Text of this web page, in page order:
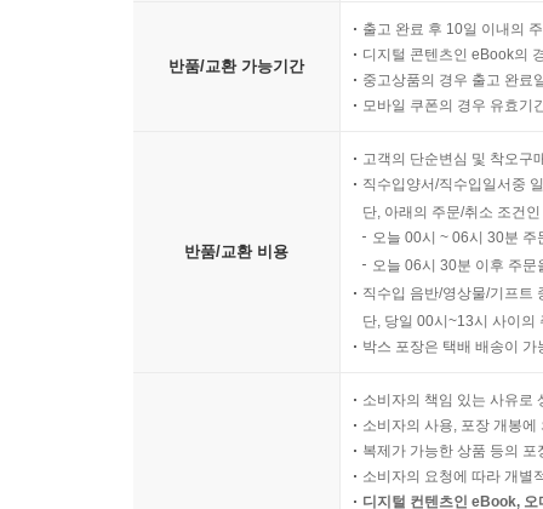
반품/교환 가능기간
출고 완료 후 10일 이내의
디지털 콘텐츠인 eBook의
중고상품의 경우 출고 완료
모바일 쿠폰의 경우 유효기
반품/교환 비용
고객의 단순변심 및 착오구
직수입양서/직수입일서중
단, 아래의 주문/취소 조건
오늘 00시 ~ 06시 30분
오늘 06시 30분 이후 주
직수입 음반/영상물/기프트
단, 당일 00시~13시 사이의
박스 포장은 택배 배송이
소비자의 책임 있는 사유로
소비자의 사용, 포장 개봉
복제가 가능한 상품 등의
소비자의 요청에 따라 개별
디지털 컨텐츠인 eBook,